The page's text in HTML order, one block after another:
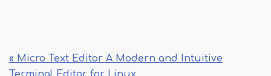
« Micro Text Editor A Modern and Intuitive